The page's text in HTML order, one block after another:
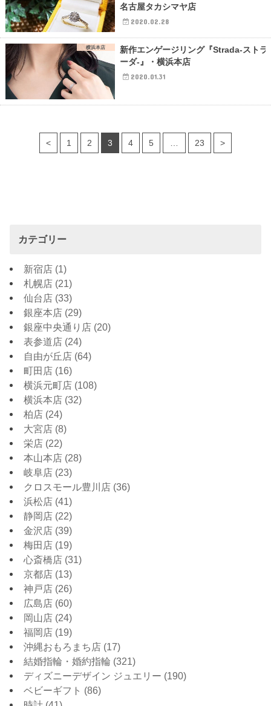
名古屋タカシマヤ店
2020.02.28
横浜本店
新作エンゲージリング『Strada-ストラ
ーダ-』・横浜本店
2020.01.31
< 1 2 3 4 5 … 23 >
カテゴリー
新宿店 (1)
札幌店 (21)
仙台店 (33)
銀座本店 (29)
銀座中央通り店 (20)
表参道店 (24)
自由が丘店 (64)
町田店 (16)
横浜元町店 (108)
横浜本店 (32)
柏店 (24)
大宮店 (8)
栄店 (22)
本山本店 (28)
岐阜店 (23)
クロスモール豊川店 (36)
浜松店 (41)
静岡店 (22)
金沢店 (39)
梅田店 (19)
心斎橋店 (31)
京都店 (13)
神戸店 (26)
広島店 (60)
岡山店 (24)
福岡店 (19)
沖縄おもろまち店 (17)
結婚指輪・婚約指輪 (321)
ディズニーデザイン ジュエリー (190)
ベビーギフト (86)